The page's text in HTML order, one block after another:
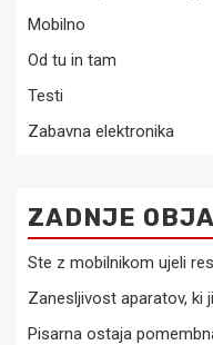
Mobilno
Od tu in tam
Testi
Zabavna elektronika
ZADNJE
Ste z mobilnikom ujeli
Zanesljivost aparatov, ki
Pisarna ostaja